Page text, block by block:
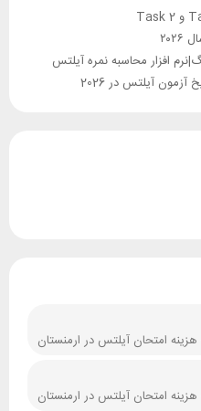
افزار محاسبه نمره آیلتس
امتحان آیلتس در ارمنستان
امتحان آیلتس در ارمنستان